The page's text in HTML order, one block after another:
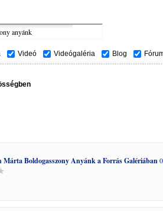
Videó Videógaléria Blog
Márta Boldogasszony Anyánk a Forrás Galériában